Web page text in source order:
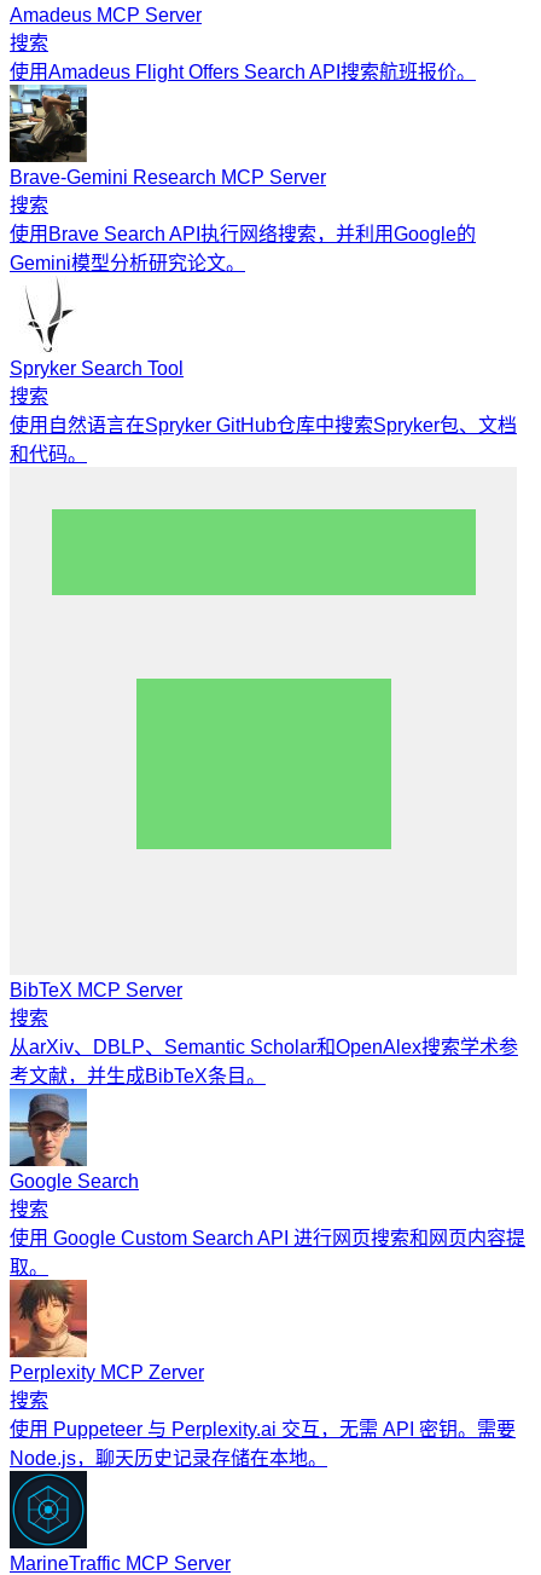
Amadeus MCP Server
搜索
使用Amadeus Flight Offers Search API搜索航班报价。
Brave-Gemini Research MCP Server
搜索
使用Brave Search API执行网络搜索，并利用Google的
Gemini模型分析研究论文。
Spryker Search Tool
搜索
使用自然语言在Spryker GitHub仓库中搜索Spryker包、文档
和代码。
BibTeX MCP Server
搜索
从arXiv、DBLP、Semantic Scholar和OpenAlex搜索学术参
考文献，并生成BibTeX条目。
Google Search
搜索
使用 Google Custom Search API 进行网页搜索和网页内容提
取。
Perplexity MCP Zerver
搜索
使用 Puppeteer 与 Perplexity.ai 交互，无需 API 密钥。需要
Node.js，聊天历史记录存储在本地。
MarineTraffic MCP Server